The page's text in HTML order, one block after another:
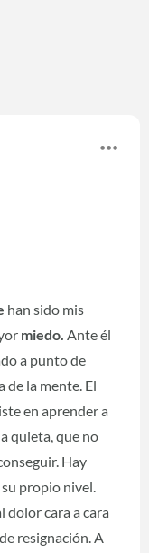
han sido mis
miedo. Ante él
a punto de
de la mente. El
en aprender a
quieta, que no
Hay
propio nivel.
dolor cara a cara
resignación. A